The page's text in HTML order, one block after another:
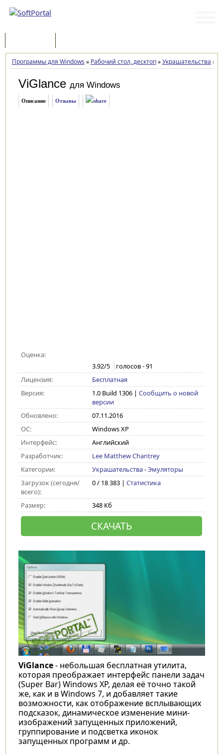
Программы для Windows » Рабочий стол, десктоп»Украшательства »
ViGlance для Windows
Описание Отзывы
Оценка:
3.92/5 голосов -91
Лицензия:
Бесплатная
Версия:
1.0 Build 1306| Сообщить о новой
версии
Обновлено:
07.11.2016
ОС:
Windows XP
Интерфейс:
Английский
Разработчик:
Lee Matthew Chantrey
Категории:
Украшательства-Эмуляторы
Загрузок (сегодня/
всего):
0 / 18 383 | Статистика
Размер: 348 Кб
СКАЧАТЬ
ViGlance- небольшая бесплатная утилита,
которая преображает интерфейс панели задач
(Super Bar) Windows XP, делая её точно такой
же, как и в Windows 7, и добавляет такие
возможности, как отображение всплывающих
подсказок, динамическое изменение мини-
изображений запущенных приложений,
группирование и подсветка иконок
запущенных программ и др.